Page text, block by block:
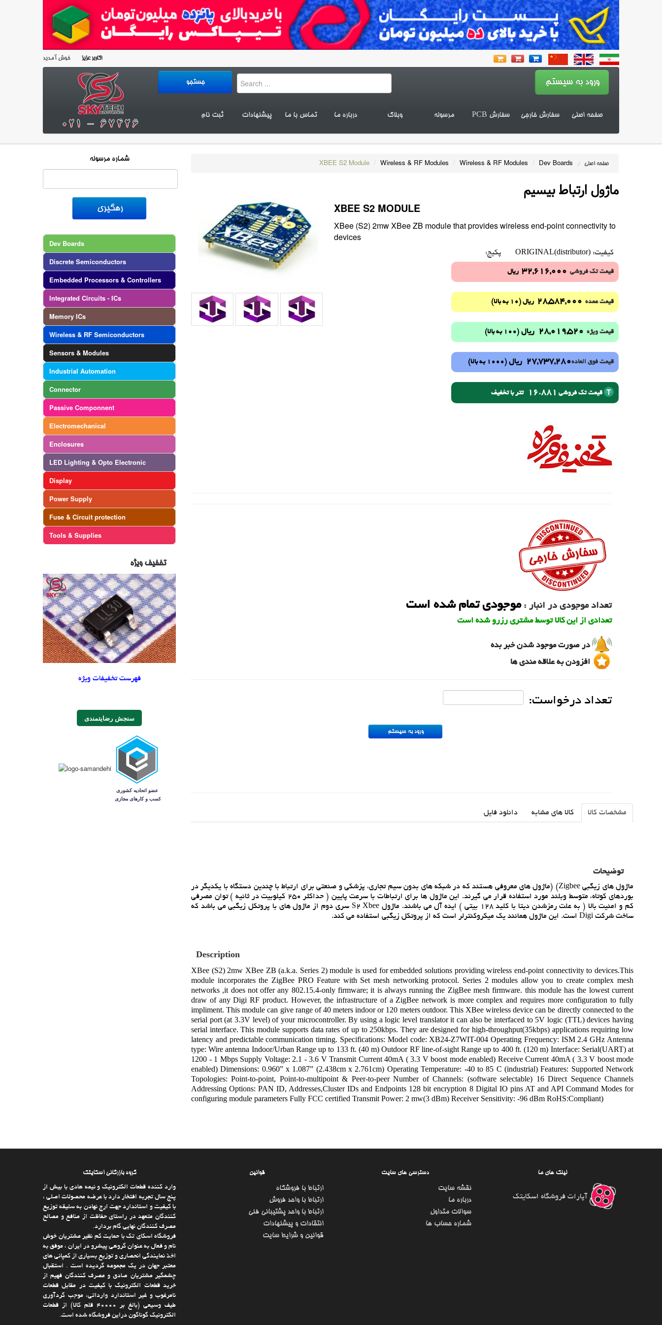
کاربر عزیزخوش آمدید!
صفحه اصلی سفارش خارجی سفارش PCB مرسوله وبلاگ درباره ما تماس با ما پیشنهادات ثبت نام
شماره مرسوله
Dev Boards
Discrete Semiconductors
Embedded Processors & Controllers
Integrated Circuits - ICs
Memory ICs
Wireless & RF Semiconductors
Sensors & Modules
Industrial Automation
Connector
Passive Componnent
Electromechanical
Enclosures
LED Lighting & Opto Electronic
Display
Power Supply
Fuse & Circuit protection
Tools & Supplies
تخفیف ویژه
فهرست تخفیفات ویژه
سنجش رضایتمندی
صفحه اصلی /
Dev Boards
/
Wireless & RF Modules
/
Wireless & RF Modules
/
XBEE S2 Module
ماژول ارتباط بیسیم
XBEE S2 MODULE
XBee (S2) 2mw XBee ZB module that provides wireless end-point connectivity to
devices
کیفیت: ORIGINAL(distributor) پکیج:
قیمت تک فروشی 32,616,000 ریال
قیمت عمده 28,584,000 ریال (10 به بالا)
قیمت ویژه 28,019,520 ریال (100 به بالا)
قیمت فوق العاده27,737,280 ریال (1000 به بالا)
قیمت تک فروشی 16.881 تتر با تخفیف
تعداد موجودی در انبار :موجودی تمام شده است
تعدادی از این کالا توسط مشتری رزرو شده است
در صورت موجود شدن خبر بده
افزودن به علاقه مندی ها
تعداد درخواست:
مشخصات کالا کالا های مشابه دانلود فایل
توضیحات
ماژول هاي زيگبي Zigbee) (ماژول هاي معروفي هستند که در شبکه هاي بدون سيم تجاري، پزشکي و صنعتي براي ارتباط با چندين دستگاه با يکديگر در
بوردهاي کوتاه، متوسط وبلند مورد استفاده قرار مي گيرند. اين ماژول ها براي ارتباطات با سرعت پايين ( حداکثر 250 کيلوبيت در ثانيه ) توان مصرفي
کم و امنيت بالا ( به علت رمزشدن ديتا با کليد 128 بيتي ) ايده آل مي باشند. ماژول S2 Xbee سري دوم از ماژول هاي با پروتکل زيگبي مي باشد که
ساخت شرکت Digi است. اين ماژول همانند يک ميکروکنترلر است که از پروتکل زيگبي استفاده مي کند.
Description
XBee (S2) 2mw XBee ZB (a.k.a. Series 2) module is used for embedded solutions providing wireless end-point connectivity to devices.This
module incorporates the ZigBee PRO Feature with Set mesh networking protocol. Series 2 modules allow you to create complex mesh
networks ,it does not offer any 802.15.4-only firmware; it is always running the ZigBee mesh firmware. this module has the lowest current
draw of any Digi RF product. However, the infrastructure of a ZigBee network is more complex and requires more configuration to fully
impliment. This module can give range of 40 meters indoor or 120 meters outdoor. This XBee wireless device can be directly connected to the
serial port (at 3.3V level) of your microcontroller. By using a logic level translator it can also be interfaced to 5V logic (TTL) devices having
serial interface. This module supports data rates of up to 250kbps. They are designed for high-throughput(35kbps) applications requiring low
latency and predictable communication timing. Specifications: Model code: XB24-Z7WIT-004 Operating Frequency: ISM 2.4 GHz Antenna
type: Wire antenna Indoor/Urban Range up to 133 ft. (40 m) Outdoor RF line-of-sight Range up to 400 ft. (120 m) Interface: Serial(UART) at
1200 - 1 Mbps Supply Voltage: 2.1 - 3.6 V Transmit Current 40mA ( 3.3 V boost mode enabled) Receive Current 40mA ( 3.3 V boost mode
enabled) Dimensions: 0.960” x 1.087” (2.438cm x 2.761cm) Operating Temperature: -40 to 85 C (industrial) Features: Supported Network
Topologies: Point-to-point, Point-to-multipoint & Peer-to-peer Number of Channels: (software selectable) 16 Direct Sequence Channels
Addressing Options: PAN ID, Addresses,Cluster IDs and Endpoints 128 bit encryption 8 Digital IO pins AT and API Command Modes for
configuring module parameters Fully FCC certified Transmit Power: 2 mw(3 dBm) Receiver Sensitivity: -96 dBm RoHS:Compliant)
گروه بازرگانی اسکایتک
وارد كننده قطعات الکترونیک و نیمه هادی با بیش از
پنج سال تجربه افتخار دارد با عرضه محصولات اصلی ،
با كیفیت و استاندارد جهت ارج نهادن به سلیقه توزیع
كنندگان متعهد در راستای حفاظت از منافع و مصالح
مصرف كنندگان نهایی گام بردارد.
فروشگاه اسکای تک با حمایت كم نظیر مشتریان خوش
نام و فعال به عنوان گروهی پیشرو در ایران ، موفق به
اخذ نمایندگی انحصاری و توزیع بسیاری از كمپانی های
معتبر جهان در یك مجموعه گردیده است . استقبال
چشمگیر مشتریان صادق و مصرف كنندگان فهیم از
خرید قطعات الکترونیک با كیفیت در مقابل قطعات
نامرغوب و غیر استاندارد وارداتی، موجب گردآوری
طیف وسیعی (بالغ بر 40000 قلم كالا)‌ از قطعات
الکترونیک گوناگون دراین فروشگاه شده است.
قوانین
ارتباط با فروشگاه
ارتباط با واحد فروش
ارتباط با واحد پشتیبانی فنی
انتقادات و پیشنهادات
قوانین و شرایط سایت
دسترسی های سایت
نقشه سایت
درباره ما
سوالات متداول
شماره حساب ها
لینک های ما
آپارات فروشگاه اسکایتک